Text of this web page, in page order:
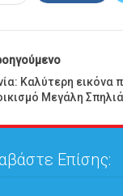
Καλύτερη εικόνα
Μεγάλη Σπηλιά
Επίσης: